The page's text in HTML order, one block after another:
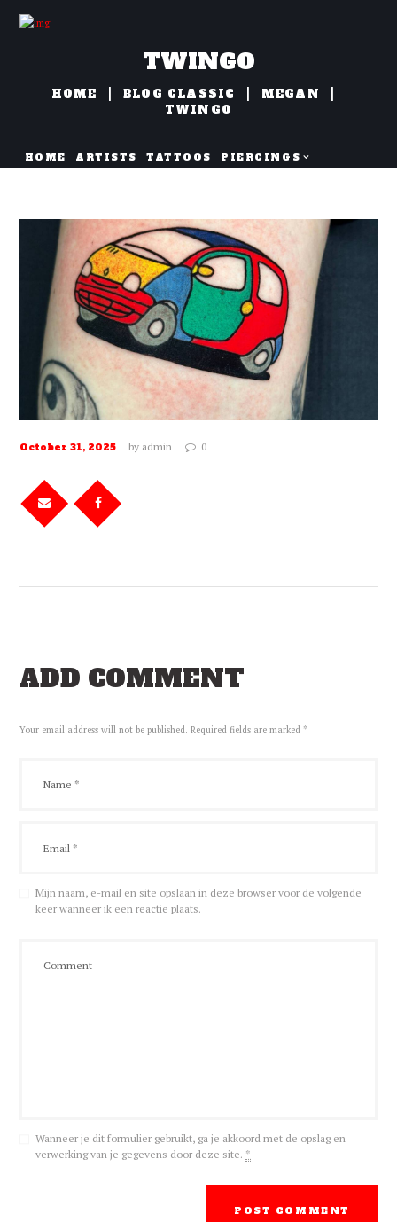
HOME ARTISTS TATTOOS
PIERCINGS
TWINGO
HOME BLOG CLASSIC
MEGAN
TWINGO
October 31, 2025 by admin 0
ADD COMMENT
Your email address will not be published. Required fields are marked *
Mijn naam, e-mail en site opslaan in deze browser voor de volgende
keer wanneer ik een reactie plaats.
Wanneer je dit formulier gebruikt, ga je akkoord met de opslag en
verwerking van je gegevens door deze site. *